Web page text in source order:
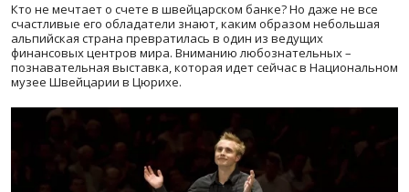
Кто не мечтает о счете в швейцарском банке? Но даже не все
счастливые его обладатели знают, каким образом небольшая
альпийская страна превратилась в один из ведущих
финансовых центров мира. Вниманию любознательных –
познавательная выставка, которая идет сейчас в Национальном
музее Швейцарии в Цюрихе.